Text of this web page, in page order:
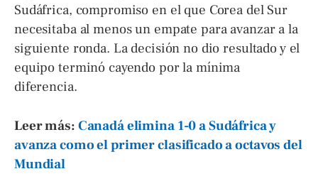
Sudáfrica, compromiso en el que Corea del Sur
necesitaba al menos un empate para avanzar a la
siguiente ronda. La decisión no dio resultado y el
equipo terminó cayendo por la mínima
diferencia.
Leer más: Canadá elimina 1-0 a Sudáfrica y
avanza como el primer clasificado a octavos del
Mundial